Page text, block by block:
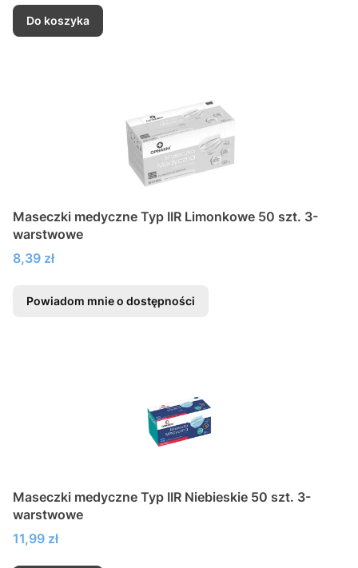
Do koszyka
Maseczki medyczne Typ IIR Limonkowe 50 szt. 3-
warstwowe
Cena
8,39 zł
Powiadom mnie o dostępności
Maseczki medyczne Typ IIR Niebieskie 50 szt. 3-
warstwowe
Cena
11,99 zł